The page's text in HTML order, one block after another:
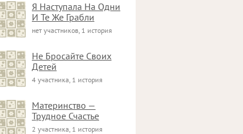
Я Наступала На Одни
И Те Же Грабли
нет участников, 1 история
Не Бросайте Своих
Детей
4 участника, 1 история
Материнство —
Трудное Счастье
2 участника, 1 история